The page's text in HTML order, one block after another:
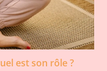
est son rôle ?